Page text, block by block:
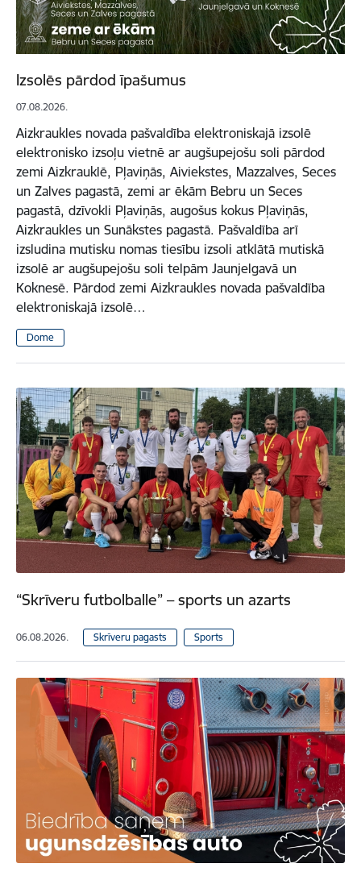
Izsolēs pārdod īpašumus
07.08.2026.
Aizkraukles novada pašvaldība elektroniskajā izsolē
elektronisko izsoļu vietnē ar augšupejošu soli pārdod
zemi Aizkrauklē, Pļaviņās, Aiviekstes, Mazzalves, Seces
un Zalves pagastā, zemi ar ēkām Bebru un Seces
pagastā, dzīvokli Pļaviņās, augošus kokus Pļaviņās,
Aizkraukles un Sunākstes pagastā. Pašvaldība arī
izsludina mutisku nomas tiesību izsoli atklātā mutiskā
izsolē ar augšupejošu soli telpām Jaunjelgavā un
Koknesē. Pārdod zemi Aizkraukles novada pašvaldība
elektroniskajā izsolē…
Dome
“Skrīveru futbolballe” – sports un azarts
06.08.2026. Skrīveru pagasts Sports